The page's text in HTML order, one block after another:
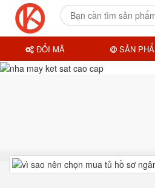
ĐỔI MÃ SẢN